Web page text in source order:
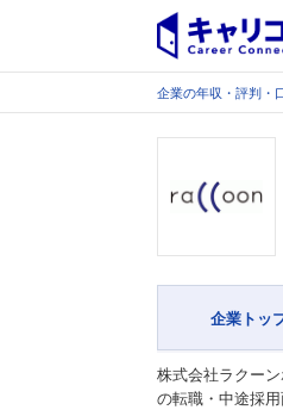
企業の年収・評判・
企業トッ
株式会社ラクー
の転職・中途採